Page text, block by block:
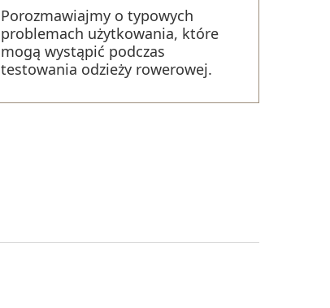
Porozmawiajmy o typowych
problemach użytkowania, które
mogą wystąpić podczas
testowania odzieży rowerowej.